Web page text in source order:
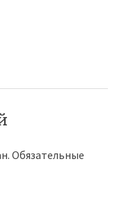
Обязательные